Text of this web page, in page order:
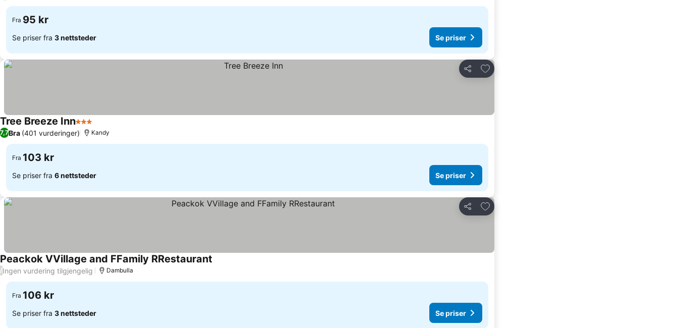
Fra 95 kr
Se priser fra 3 nettsteder Se priser
Del
Legg til i favoritter
Tree Breeze Inn3 Stjerner
7,7Bra (401 vurderinger) Kandy
Fra 103 kr
Se priser fra 6 nettsteder Se priser
Del
Legg til i favoritter
Peackok VVillage and FFamily RRestaurant
/Ingen vurdering tilgjengelig Dambulla
Fra 106 kr
Se priser fra 3 nettsteder Se priser